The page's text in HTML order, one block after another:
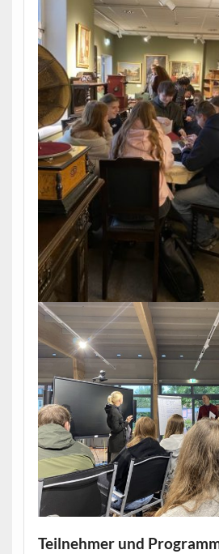
Teilnehmer und